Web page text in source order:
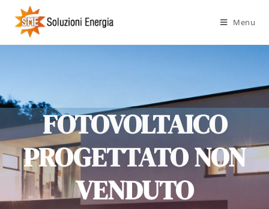
Menu
FOTOVOLTAICO
PROGETTATO NON
VENDUTO